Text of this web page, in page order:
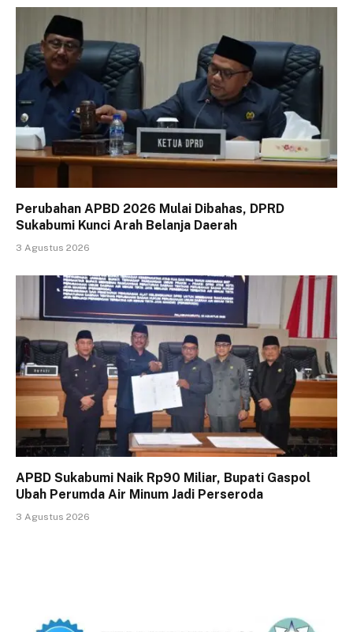
Perubahan APBD 2026 Mulai Dibahas, DPRD
Sukabumi Kunci Arah Belanja Daerah
3 Agustus 2026
APBD Sukabumi Naik Rp90 Miliar, Bupati Gaspol
Ubah Perumda Air Minum Jadi Perseroda
3 Agustus 2026